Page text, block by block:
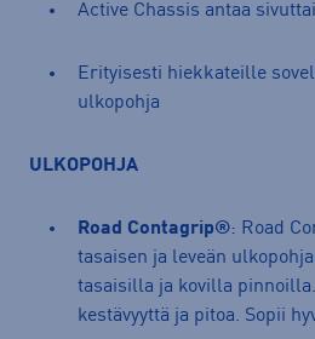
Active Chassis antaa
Erityisesti hiekkateille
ulkopohja
ULKOPOHJA
Road Contagrip®: Road
tasaisen ja leveän
tasaisilla ja kovilla
kestävyyttä ja pitoa. Sopii